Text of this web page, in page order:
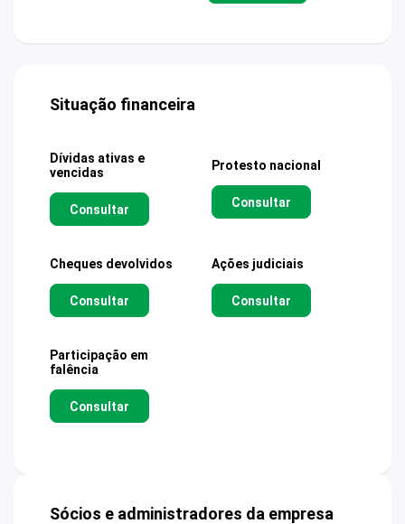
Situação financeira
Dívidas ativas e
vencidas
Consultar
Protesto nacional
Consultar
Cheques devolvidos
Consultar
Ações judiciais
Consultar
Participação em
falência
Consultar
Sócios e administradores da empresa